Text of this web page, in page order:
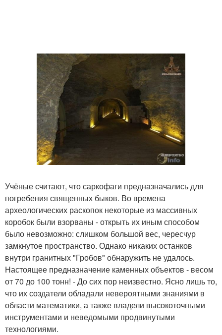
Учёные считают, что саркофаги предназначались для
погребения священных быков. Во времена
археологических раскопок некоторые из массивных
коробок были взорваны - открыть их иным способом
было невозможно: слишком большой вес, чересчур
замкнутое пространство. Однако никаких останков
внутри гранитных "Гробов" обнаружить не удалось.
Настоящее предназначение каменных объектов - весом
от 70 до 100 тонн! - До сих пор неизвестно. Ясно лишь то,
что их создатели обладали невероятными знаниями в
области математики, а также владели высокоточными
инструментами и неведомыми продвинутыми
технологиями.